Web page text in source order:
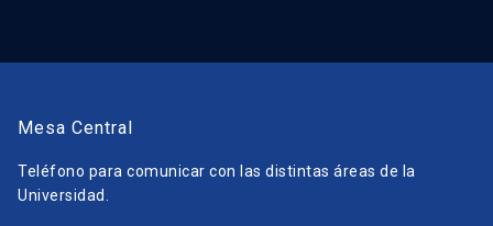
Mesa Central
Teléfono para comunicar con las distintas áreas de la
Universidad.